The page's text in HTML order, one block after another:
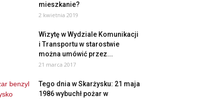
mieszkanie?
2 kwietnia 2019
Wizytę w Wydziale Komunikacji
i Transportu w starostwie
można umówić przez...
21 marca 2017
Tego dnia w Skarżysku: 21 maja
1986 wybuchł pożar w